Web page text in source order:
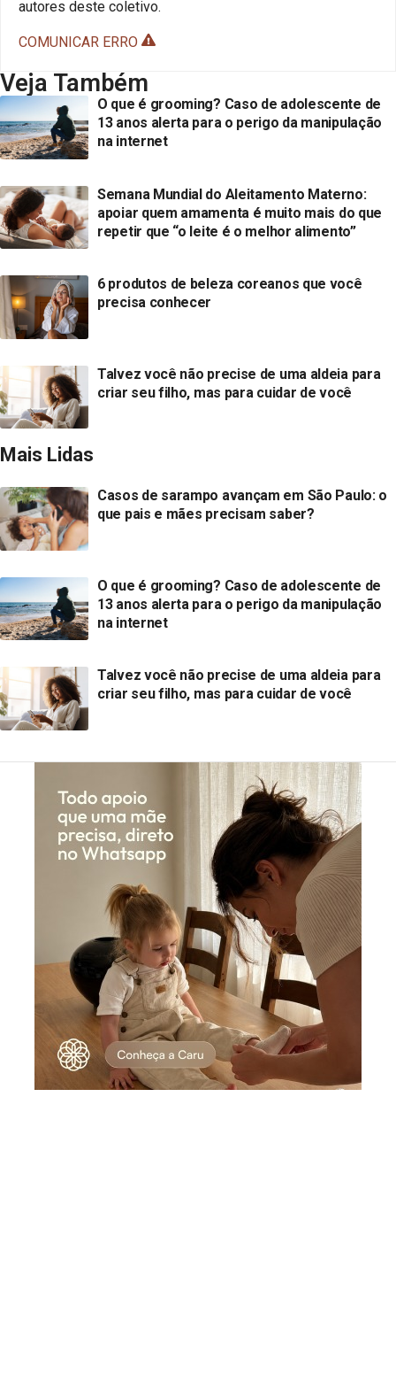
autores deste coletivo.
COMUNICAR ERRO
Veja Também
O que é grooming? Caso de adolescente de
13 anos alerta para o perigo da manipulação
na internet
Semana Mundial do Aleitamento Materno:
apoiar quem amamenta é muito mais do que
repetir que “o leite é o melhor alimento”
6 produtos de beleza coreanos que você
precisa conhecer
Talvez você não precise de uma aldeia para
criar seu filho, mas para cuidar de você
Mais Lidas
Casos de sarampo avançam em São Paulo: o
que pais e mães precisam saber?
O que é grooming? Caso de adolescente de
13 anos alerta para o perigo da manipulação
na internet
Talvez você não precise de uma aldeia para
criar seu filho, mas para cuidar de você